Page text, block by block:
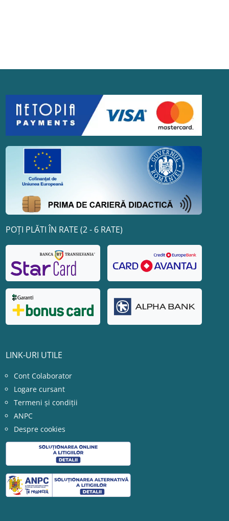
POȚI PLĂTI ÎN RATE (2 - 6 RATE)
LINK-URI UTILE
Cont Colaborator
Logare cursant
Termeni și condiții
ANPC
Despre cookies